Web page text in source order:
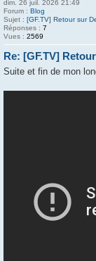
dim. 26 juil. 2026 21:49
Forum : Blog
Sujet : [GF.TV] Retour sur
Réponses : 7
Vues : 2569
Re: [GF.TV]
Suite et fin de mon